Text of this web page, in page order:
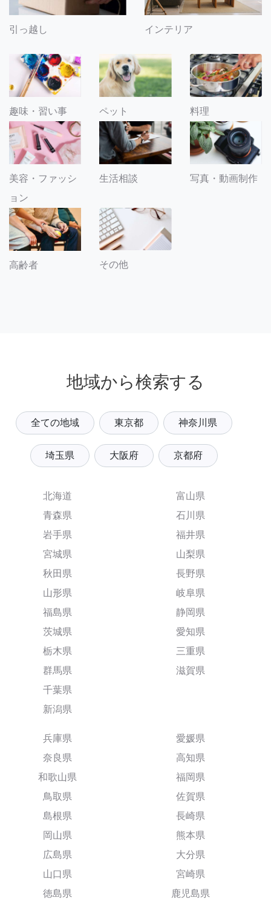
引っ越し インテリア
趣味・習い事 ペット 料理
美容・ファッシ
ョン
生活相談 写真・動画制作
高齢者 その他
地域から検索する
全ての地域 東京都 神奈川県
埼玉県 大阪府 京都府
北海道
青森県
岩手県
宮城県
秋田県
山形県
福島県
茨城県
栃木県
群馬県
千葉県
新潟県
富山県
石川県
福井県
山梨県
長野県
岐阜県
静岡県
愛知県
三重県
滋賀県
兵庫県
奈良県
和歌山県
鳥取県
島根県
岡山県
広島県
山口県
徳島県
愛媛県
高知県
福岡県
佐賀県
長崎県
熊本県
大分県
宮崎県
鹿児島県